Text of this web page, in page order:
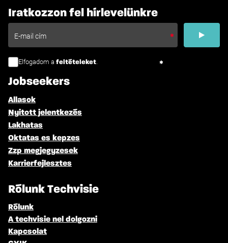
Iratkozzon fel hírlevelünkre
Elfogadom a feltételeket.
Jobseekers
Allasok
Nyitott jelentkezés
Lakhatas
Oktatas es kepzes
Zzp megjegyzesek
Karrierfejlesztes
Rólunk Techvisie
Rólunk
A techvisie nel dolgozni
Kapcsolat